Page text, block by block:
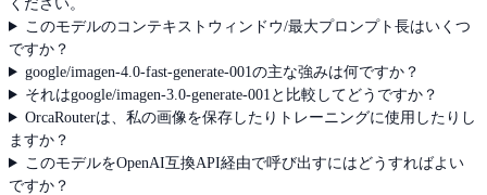
ください。
このモデルのコンテキストウィンドウ/最大プロンプト長はいくつ
ですか？
google/imagen-4.0-fast-generate-001の主な強みは何ですか？
それはgoogle/imagen-3.0-generate-001と比較してどうですか？
OrcaRouterは、私の画像を保存したりトレーニングに使用したりし
ますか？
このモデルをOpenAI互換API経由で呼び出すにはどうすればよい
ですか？